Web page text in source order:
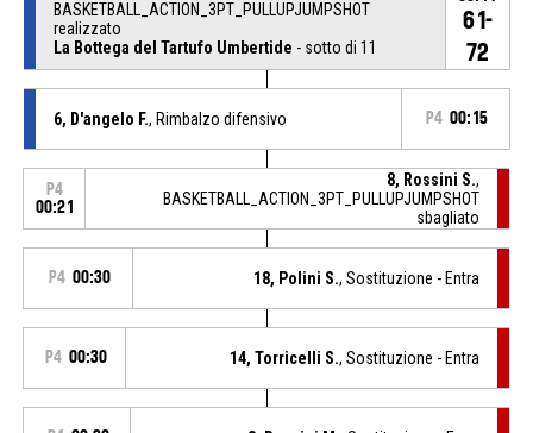
BASKETBALL_ACTION_3PT_PULLUPJUMPSHOT
realizzato
La Bottega del Tartufo Umbertide - sotto di 11
61-
72
6, D'angelo F., Rimbalzo difensivo P4 00:15
P4
00:21
8, Rossini S.,
BASKETBALL_ACTION_3PT_PULLUPJUMPSHOT
sbagliato
P4 00:30 18, Polini S., Sostituzione - Entra
P4 00:30 14, Torricelli S., Sostituzione - Entra